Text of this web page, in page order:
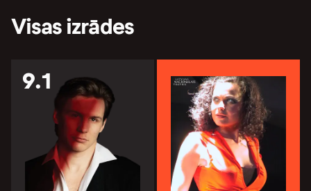
Visas izrādes
9.1